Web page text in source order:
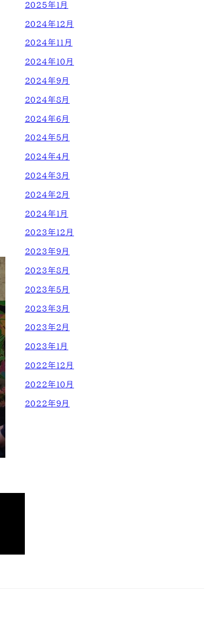
2025年1月
2024年12月
2024年11月
2024年10月
2024年9月
2024年8月
2024年6月
2024年5月
2024年4月
2024年3月
2024年2月
2024年1月
2023年12月
2023年9月
2023年8月
2023年5月
2023年3月
2023年2月
2023年1月
2022年12月
2022年10月
2022年9月